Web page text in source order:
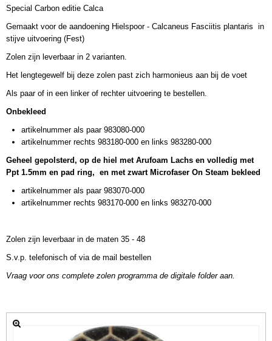
Special Carbon editie Calca
Gemaakt voor de aandoening Hielspoor - Calcaneus Fasciitis plantaris in
stijve uitvoering (Fest)
Zolen zijn leverbaar in 2 varianten.
Het lengtegewelf bij deze zolen past zich harmonieus aan bij de voet
Als paar of in een linker of rechter uitvoering te bestellen.
Onbekleed
artikelnummer als paar 983080-000
artikelnummer rechts 983180-000 en links 983280-000
Geheel gepolsterd, op de hiel met Arufoam Lachs en volledig met
Ppt 1.5mm en pad ring, en met zwart Microfaser On Steam bekleed
artikelnummer als paar 983070-000
artikelnummer rechts 983170-000 en links 983270-000
Zolen zijn leverbaar in de maten 35 - 48
S.v.p. telefonisch of via de mail bestellen
Vraag voor ons complete zolen programma de digitale folder aan.